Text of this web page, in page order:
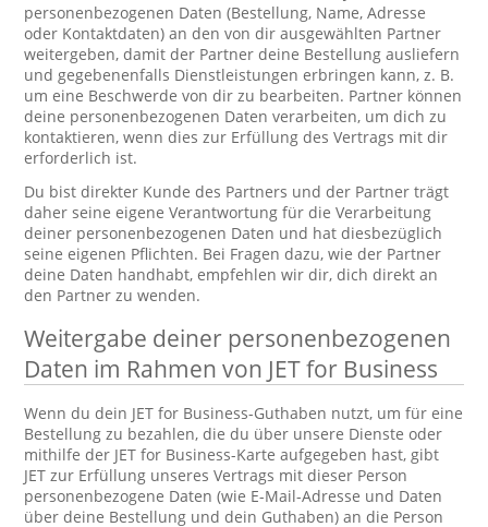
personenbezogenen Daten (Bestellung, Name, Adresse
oder Kontaktdaten) an den von dir ausgewählten Partner
weitergeben, damit der Partner deine Bestellung ausliefern
und gegebenenfalls Dienstleistungen erbringen kann, z. B.
um eine Beschwerde von dir zu bearbeiten. Partner können
deine personenbezogenen Daten verarbeiten, um dich zu
kontaktieren, wenn dies zur Erfüllung des Vertrags mit dir
erforderlich ist.
Du bist direkter Kunde des Partners und der Partner trägt
daher seine eigene Verantwortung für die Verarbeitung
deiner personenbezogenen Daten und hat diesbezüglich
seine eigenen Pflichten. Bei Fragen dazu, wie der Partner
deine Daten handhabt, empfehlen wir dir, dich direkt an
den Partner zu wenden.
Weitergabe deiner personenbezogenen
Daten im Rahmen von JET for Business
Wenn du dein JET for Business-Guthaben nutzt, um für eine
Bestellung zu bezahlen, die du über unsere Dienste oder
mithilfe der JET for Business-Karte aufgegeben hast, gibt
JET zur Erfüllung unseres Vertrags mit dieser Person
personenbezogene Daten (wie E-Mail-Adresse und Daten
über deine Bestellung und dein Guthaben) an die Person